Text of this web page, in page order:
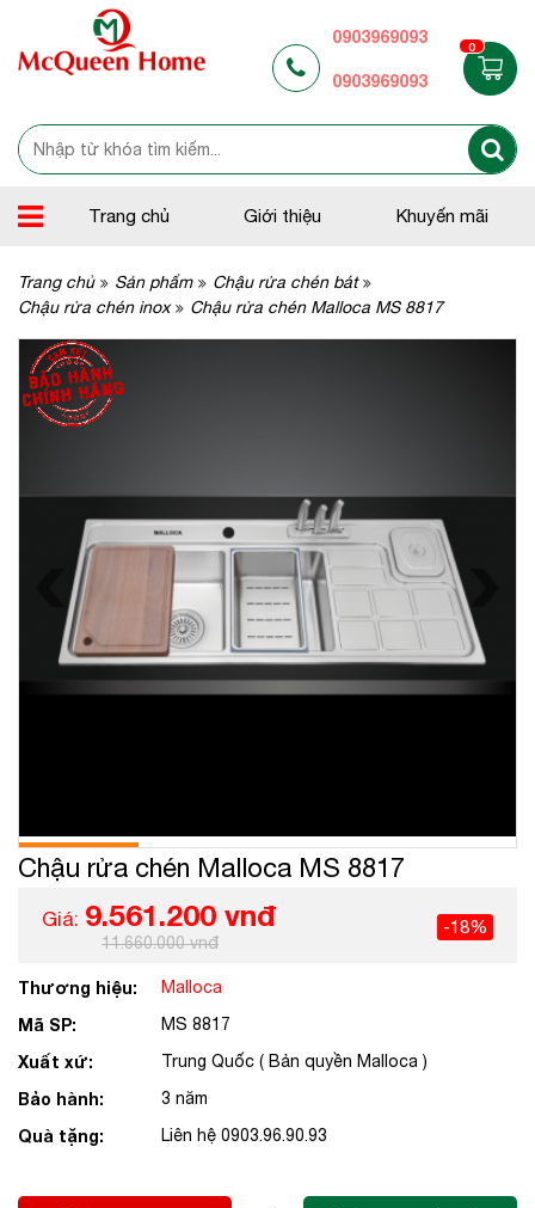
0903969093
0903969093
0
Trang chủ Giới thiệu Khuyến mãi
Trang chủ Sản phẩm
Chậu rửa chén bát
Chậu rửa chén inox
Chậu rửa chén Malloca MS 8817
Chậu rửa chén Malloca MS 8817
Giá: 9.561.200 vnđ
11.660.000 vnđ
-18%
Thương hiệu: Malloca
Mã SP: MS 8817
Xuất xứ: Trung Quốc ( Bản quyền Malloca )
Bảo hành: 3 năm
Quà tặng: Liên hệ 0903.96.90.93